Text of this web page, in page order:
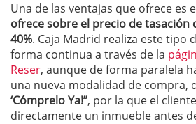
Una de las ventajas que ofrece es
ofrece sobre el precio de tasación
40%. Caja Madrid realiza este tipo
forma continua a través de la
Reser, aunque de forma paralela
una nueva modalidad de compra,
‘Cómprelo Ya!”, por la que el
directamente un inmueble antes